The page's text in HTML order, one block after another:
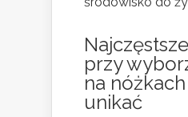
przy
na
unikać